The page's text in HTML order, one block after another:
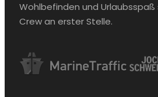
Wohlbefinden und
Crew an erster Stelle.